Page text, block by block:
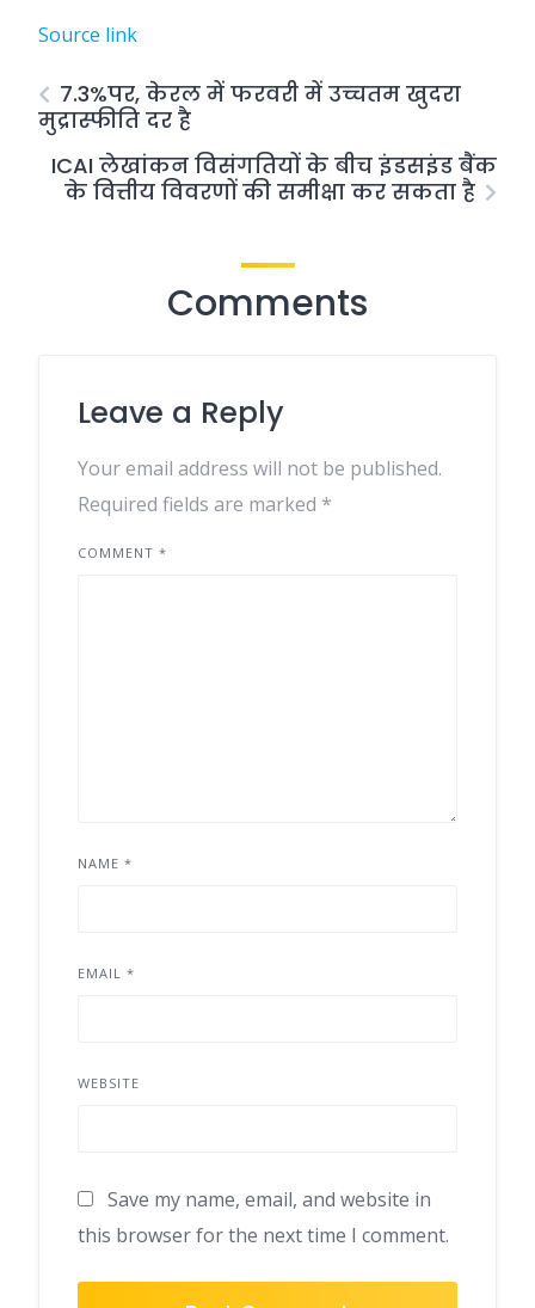
Source link
7.3%पर, केरल में फरवरी में उच्चतम खुदरा
मुद्रास्फीति दर है
ICAI लेखांकन विसंगतियों के बीच इंडसइंड बैंक
के वित्तीय विवरणों की समीक्षा कर सकता है
Comments
Leave a Reply
Your email address will not be published.
Required fields are marked *
COMMENT *
NAME *
EMAIL *
WEBSITE
Save my name, email, and website in
this browser for the next time I comment.